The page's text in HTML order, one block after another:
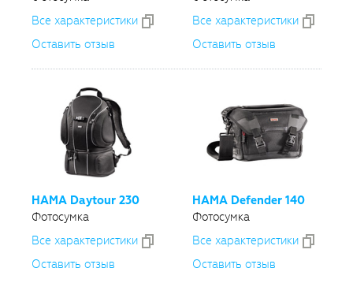
Все xарактеристики
Оставить отзыв
Все xарактеристики
Оставить отзыв
HAMA Daytour 230
Фотосумка
Все xарактеристики
Оставить отзыв
HAMA Defender 140
Фотосумка
Все xарактеристики
Оставить отзыв